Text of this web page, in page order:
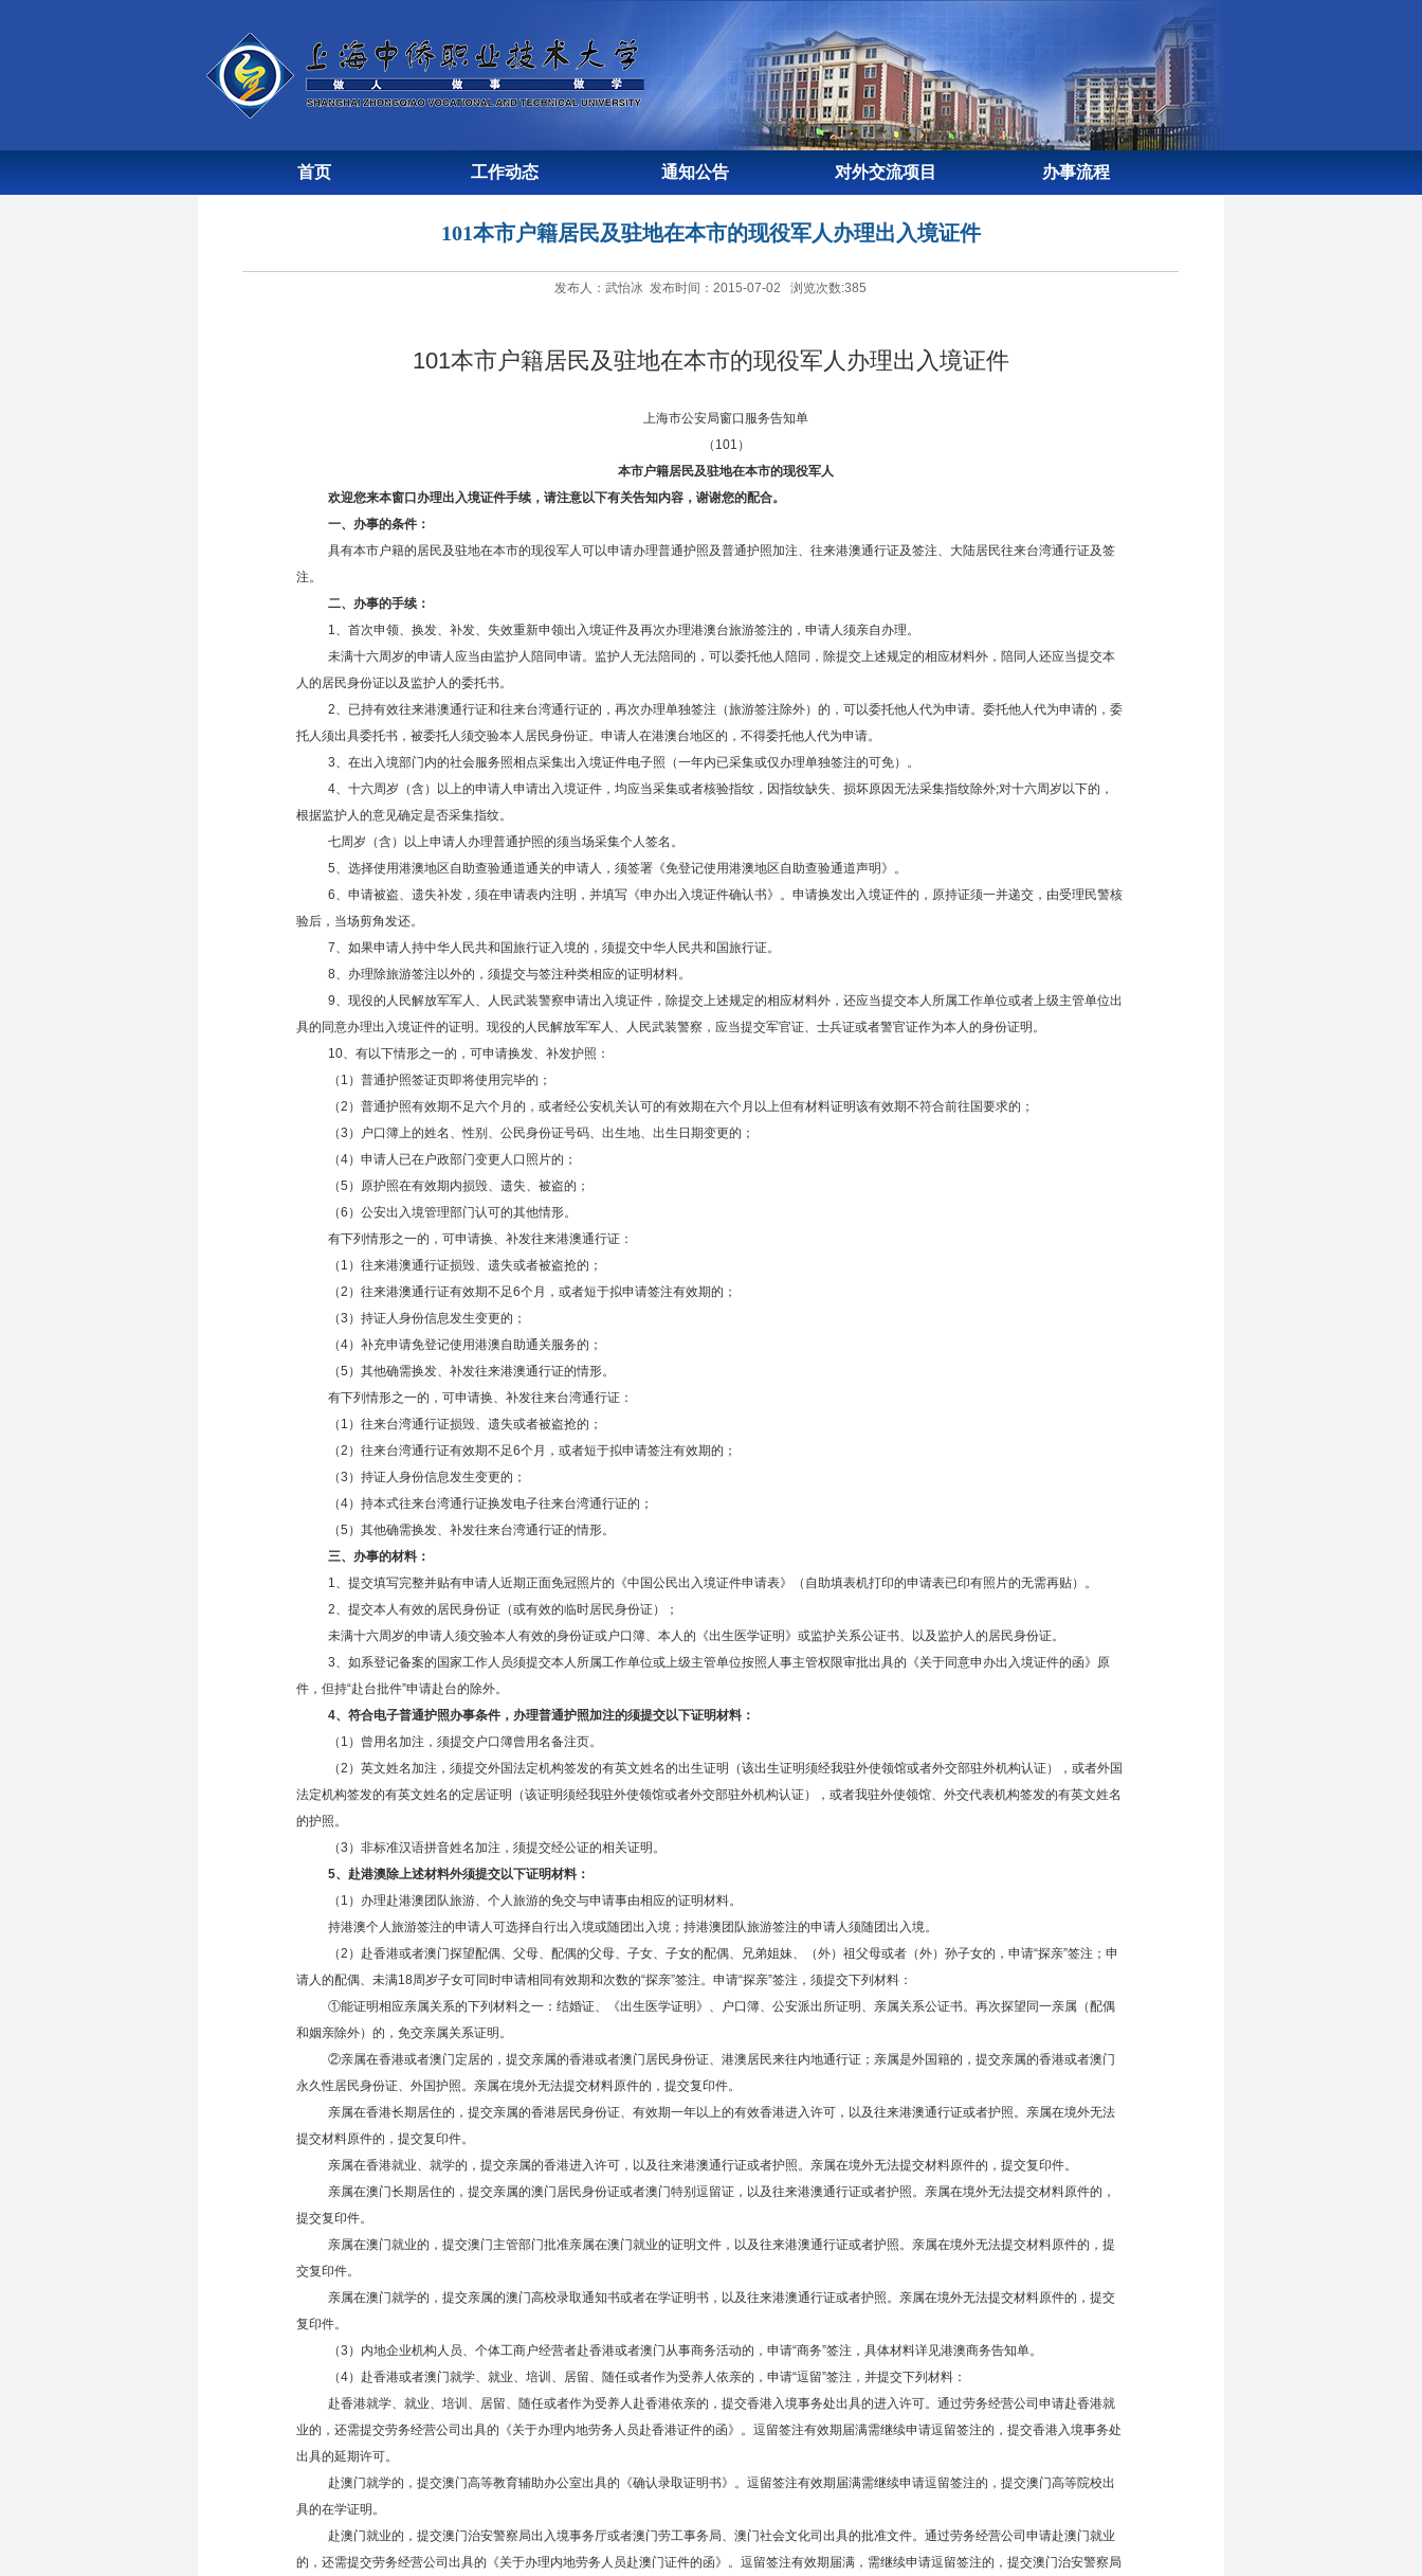
首页 工作动态 通知公告 对外交流项目 办事流程
101本市户籍居民及驻地在本市的现役军人办理出入境证件
发布人：武怡冰 发布时间：2015-07-02 浏览次数:385
101本市户籍居民及驻地在本市的现役军人办理出入境证件
上海市公安局窗口服务告知单
（101）
本市户籍居民及驻地在本市的现役军人
欢迎您来本窗口办理出入境证件手续，请注意以下有关告知内容，谢谢您的配合。
一、办事的条件：
具有本市户籍的居民及驻地在本市的现役军人可以申请办理普通护照及普通护照加注、往来港澳通行证及签注、大陆居民往来台湾通行证及签
注。
二、办事的手续：
1、首次申领、换发、补发、失效重新申领出入境证件及再次办理港澳台旅游签注的，申请人须亲自办理。
未满十六周岁的申请人应当由监护人陪同申请。监护人无法陪同的，可以委托他人陪同，除提交上述规定的相应材料外，陪同人还应当提交本
人的居民身份证以及监护人的委托书。
2、已持有效往来港澳通行证和往来台湾通行证的，再次办理单独签注（旅游签注除外）的，可以委托他人代为申请。委托他人代为申请的，委
托人须出具委托书，被委托人须交验本人居民身份证。申请人在港澳台地区的，不得委托他人代为申请。
3、在出入境部门内的社会服务照相点采集出入境证件电子照（一年内已采集或仅办理单独签注的可免）。
4、十六周岁（含）以上的申请人申请出入境证件，均应当采集或者核验指纹，因指纹缺失、损坏原因无法采集指纹除外;对十六周岁以下的，
根据监护人的意见确定是否采集指纹。
七周岁（含）以上申请人办理普通护照的须当场采集个人签名。
5、选择使用港澳地区自助查验通道通关的申请人，须签署《免登记使用港澳地区自助查验通道声明》。
6、申请被盗、遗失补发，须在申请表内注明，并填写《申办出入境证件确认书》。申请换发出入境证件的，原持证须一并递交，由受理民警核
验后，当场剪角发还。
7、如果申请人持中华人民共和国旅行证入境的，须提交中华人民共和国旅行证。
8、办理除旅游签注以外的，须提交与签注种类相应的证明材料。
9、现役的人民解放军军人、人民武装警察申请出入境证件，除提交上述规定的相应材料外，还应当提交本人所属工作单位或者上级主管单位出
具的同意办理出入境证件的证明。现役的人民解放军军人、人民武装警察，应当提交军官证、士兵证或者警官证作为本人的身份证明。
10、有以下情形之一的，可申请换发、补发护照：
（1）普通护照签证页即将使用完毕的；
（2）普通护照有效期不足六个月的，或者经公安机关认可的有效期在六个月以上但有材料证明该有效期不符合前往国要求的；
（3）户口簿上的姓名、性别、公民身份证号码、出生地、出生日期变更的；
（4）申请人已在户政部门变更人口照片的；
（5）原护照在有效期内损毁、遗失、被盗的；
（6）公安出入境管理部门认可的其他情形。
有下列情形之一的，可申请换、补发往来港澳通行证：
（1）往来港澳通行证损毁、遗失或者被盗抢的；
（2）往来港澳通行证有效期不足6个月，或者短于拟申请签注有效期的；
（3）持证人身份信息发生变更的；
（4）补充申请免登记使用港澳自助通关服务的；
（5）其他确需换发、补发往来港澳通行证的情形。
有下列情形之一的，可申请换、补发往来台湾通行证：
（1）往来台湾通行证损毁、遗失或者被盗抢的；
（2）往来台湾通行证有效期不足6个月，或者短于拟申请签注有效期的；
（3）持证人身份信息发生变更的；
（4）持本式往来台湾通行证换发电子往来台湾通行证的；
（5）其他确需换发、补发往来台湾通行证的情形。
三、办事的材料：
1、提交填写完整并贴有申请人近期正面免冠照片的《中国公民出入境证件申请表》（自助填表机打印的申请表已印有照片的无需再贴）。
2、提交本人有效的居民身份证（或有效的临时居民身份证）；
未满十六周岁的申请人须交验本人有效的身份证或户口簿、本人的《出生医学证明》或监护关系公证书、以及监护人的居民身份证。
3、如系登记备案的国家工作人员须提交本人所属工作单位或上级主管单位按照人事主管权限审批出具的《关于同意申办出入境证件的函》原
件，但持“赴台批件”申请赴台的除外。
4、符合电子普通护照办事条件，办理普通护照加注的须提交以下证明材料：
（1）曾用名加注，须提交户口簿曾用名备注页。
（2）英文姓名加注，须提交外国法定机构签发的有英文姓名的出生证明（该出生证明须经我驻外使领馆或者外交部驻外机构认证），或者外国
法定机构签发的有英文姓名的定居证明（该证明须经我驻外使领馆或者外交部驻外机构认证），或者我驻外使领馆、外交代表机构签发的有英文姓名
的护照。
（3）非标准汉语拼音姓名加注，须提交经公证的相关证明。
5、赴港澳除上述材料外须提交以下证明材料：
（1）办理赴港澳团队旅游、个人旅游的免交与申请事由相应的证明材料。
持港澳个人旅游签注的申请人可选择自行出入境或随团出入境；持港澳团队旅游签注的申请人须随团出入境。
（2）赴香港或者澳门探望配偶、父母、配偶的父母、子女、子女的配偶、兄弟姐妹、（外）祖父母或者（外）孙子女的，申请“探亲”签注；申
请人的配偶、未满18周岁子女可同时申请相同有效期和次数的“探亲”签注。申请“探亲”签注，须提交下列材料：
①能证明相应亲属关系的下列材料之一：结婚证、《出生医学证明》、户口簿、公安派出所证明、亲属关系公证书。再次探望同一亲属（配偶
和姻亲除外）的，免交亲属关系证明。
②亲属在香港或者澳门定居的，提交亲属的香港或者澳门居民身份证、港澳居民来往内地通行证；亲属是外国籍的，提交亲属的香港或者澳门
永久性居民身份证、外国护照。亲属在境外无法提交材料原件的，提交复印件。
亲属在香港长期居住的，提交亲属的香港居民身份证、有效期一年以上的有效香港进入许可，以及往来港澳通行证或者护照。亲属在境外无法
提交材料原件的，提交复印件。
亲属在香港就业、就学的，提交亲属的香港进入许可，以及往来港澳通行证或者护照。亲属在境外无法提交材料原件的，提交复印件。
亲属在澳门长期居住的，提交亲属的澳门居民身份证或者澳门特别逗留证，以及往来港澳通行证或者护照。亲属在境外无法提交材料原件的，
提交复印件。
亲属在澳门就业的，提交澳门主管部门批准亲属在澳门就业的证明文件，以及往来港澳通行证或者护照。亲属在境外无法提交材料原件的，提
交复印件。
亲属在澳门就学的，提交亲属的澳门高校录取通知书或者在学证明书，以及往来港澳通行证或者护照。亲属在境外无法提交材料原件的，提交
复印件。
（3）内地企业机构人员、个体工商户经营者赴香港或者澳门从事商务活动的，申请“商务”签注，具体材料详见港澳商务告知单。
（4）赴香港或者澳门就学、就业、培训、居留、随任或者作为受养人依亲的，申请“逗留”签注，并提交下列材料：
赴香港就学、就业、培训、居留、随任或者作为受养人赴香港依亲的，提交香港入境事务处出具的进入许可。通过劳务经营公司申请赴香港就
业的，还需提交劳务经营公司出具的《关于办理内地劳务人员赴香港证件的函》。逗留签注有效期届满需继续申请逗留签注的，提交香港入境事务处
出具的延期许可。
赴澳门就学的，提交澳门高等教育辅助办公室出具的《确认录取证明书》。逗留签注有效期届满需继续申请逗留签注的，提交澳门高等院校出
具的在学证明。
赴澳门就业的，提交澳门治安警察局出入境事务厅或者澳门劳工事务局、澳门社会文化司出具的批准文件。通过劳务经营公司申请赴澳门就业
的，还需提交劳务经营公司出具的《关于办理内地劳务人员赴澳门证件的函》。逗留签注有效期届满，需继续申请逗留签注的，提交澳门治安警察局